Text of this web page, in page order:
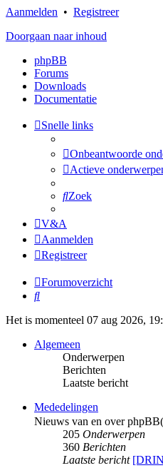
Aanmelden • Registreer
Doorgaan naar inhoud
phpBB
Forums
Downloads
Documentatie
Snelle links
Onbeantwoorde
Actieve
Zoek
V&A
Aanmelden
Registreer
Forumoverzicht
Zoek
Het is momenteel 07 aug 2026,
Algemeen
Onderwerpen
Berichten
Laatste bericht
Mededelingen
Nieuws van en over
205 Onderwerpen
360 Berichten
Laatste bericht